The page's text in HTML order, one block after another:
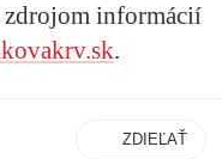
zdrojom informácií
.
ZDIEĽAŤ